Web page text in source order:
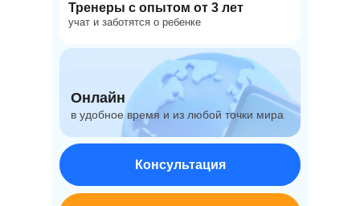
Консультация
Тренеры с опытом от 3 лет
учат и заботятся о ребенке
Онлайн
в удобное время и из любой точки мира